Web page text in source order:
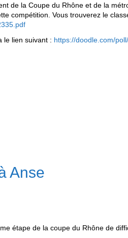
de la Coupe du Rhône et de la
compétition. Vous trouverez le
le lien suivant : https://doodle.com/
Anse
étape de la coupe du Rhône de